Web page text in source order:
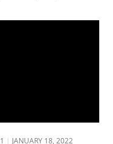
JANUARY 18, 2022